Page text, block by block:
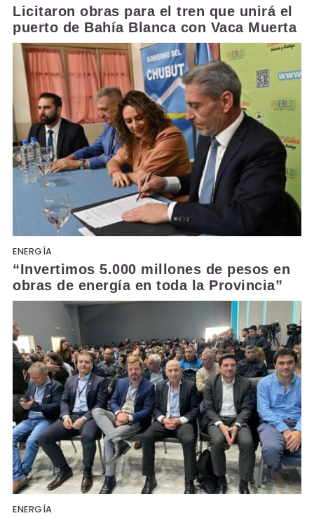
Licitaron obras para el tren que unirá el
puerto de Bahía Blanca con Vaca Muerta
ENERGÍA
“Invertimos 5.000 millones de pesos en
obras de energía en toda la Provincia”
ENERGÍA